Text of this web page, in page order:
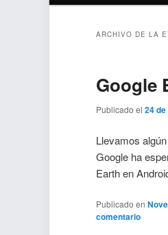
ARCHIVO DE LA
Google
Publicado el24
Llevamos
Google ha
Earth en
Publicado en
comentario